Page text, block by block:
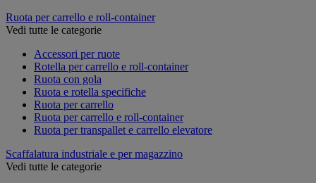
Ruota per carrello e roll-container
Vedi tutte le categorie
Accessori per ruote
Rotella per carrello e roll-container
Ruota con gola
Ruota e rotella specifiche
Ruota per carrello
Ruota per carrello e roll-container
Ruota per transpallet e carrello elevatore
Scaffalatura industriale e per magazzino
Vedi tutte le categorie